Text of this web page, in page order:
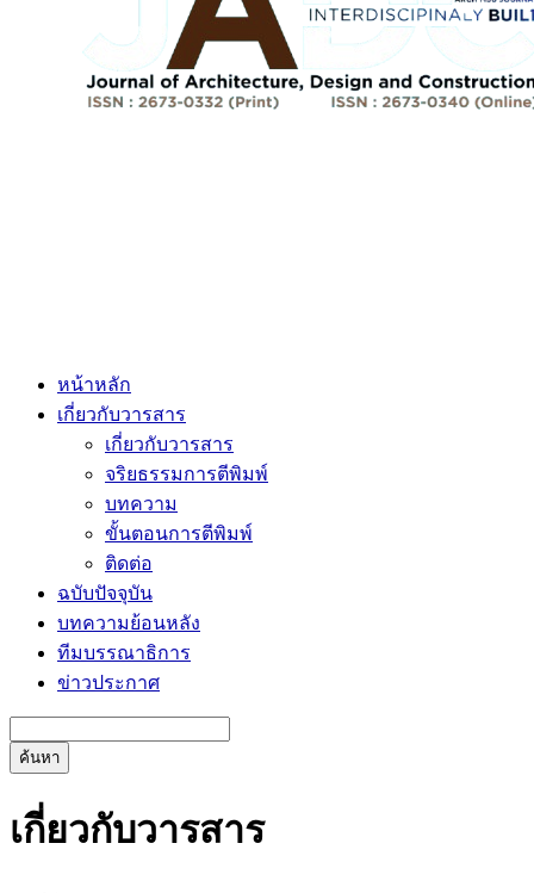
หน้าหลัก
เกี่ยวกับวารสาร
เกี่ยวกับวารสาร
จริยธรรมการตีพิมพ์
บทความ
ขั้นตอนการตีพิมพ์
ติดต่อ
ฉบับปัจจุบัน
บทความย้อนหลัง
ทีมบรรณาธิการ
ข่าวประกาศ
ค้นหา
เกี่ยวกับวารสาร